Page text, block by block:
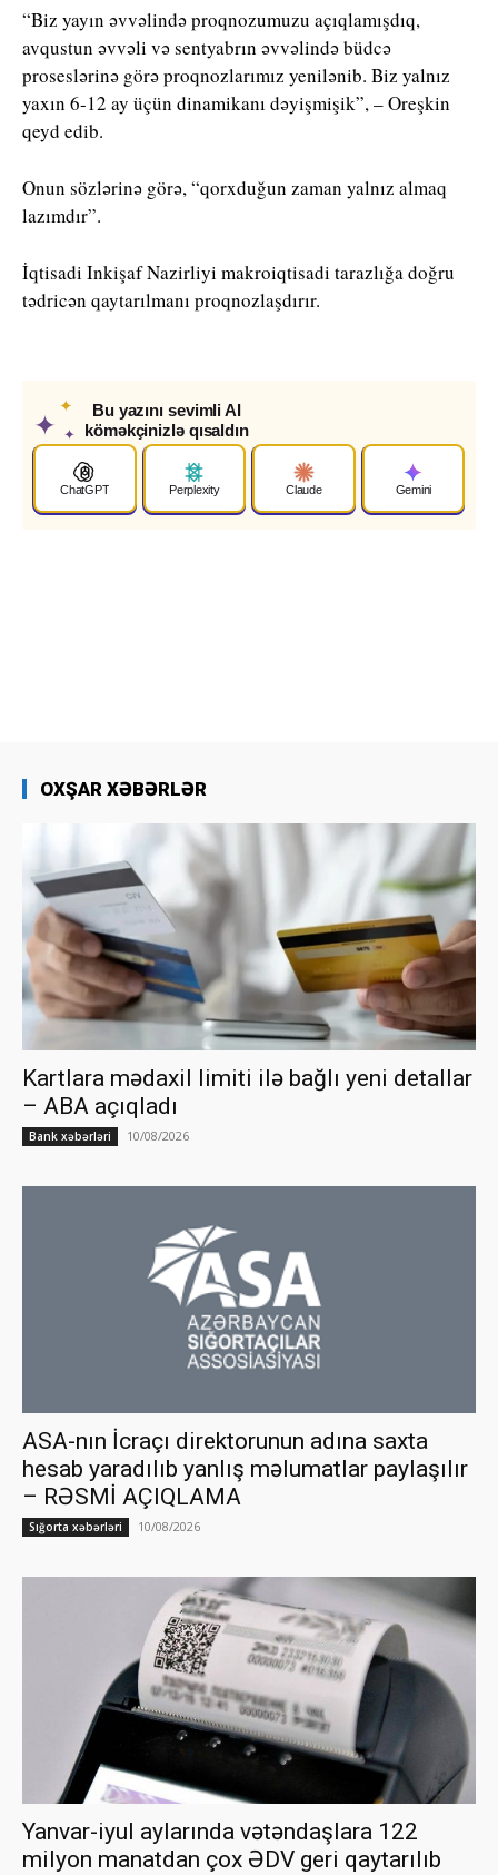
“Biz yayın əvvəlində proqnozumuzu açıqlamışdıq,
avqustun əvvəli və sentyabrın əvvəlində büdcə
proseslərinə görə proqnozlarımız yenilənib. Biz yalnız
yaxın 6-12 ay üçün dinamikanı dəyişmişik”, – Oreşkin
qeyd edib.
Onun sözlərinə görə, “qorxduğun zaman yalnız almaq
lazımdır”.
İqtisadi Inkişaf Nazirliyi makroiqtisadi tarazlığa doğru
tədricən qaytarılmanı proqnozlaşdırır.
✦
✦
✦
Bu yazını sevimli AI
köməkçinizlə qısaldın
ChatGPT Perplexity Claude Gemini
OXŞAR XƏBƏRLƏR
Kartlara mədaxil limiti ilə bağlı yeni detallar
– ABA açıqladı
Bank xəbərləri 10/08/2026
ASA-nın İcraçı direktorunun adına saxta
hesab yaradılıb yanlış məlumatlar paylaşılır
– RƏSMİ AÇIQLAMA
Sığorta xəbərləri 10/08/2026
Yanvar-iyul aylarında vətəndaşlara 122
milyon manatdan çox ƏDV geri qaytarılıb